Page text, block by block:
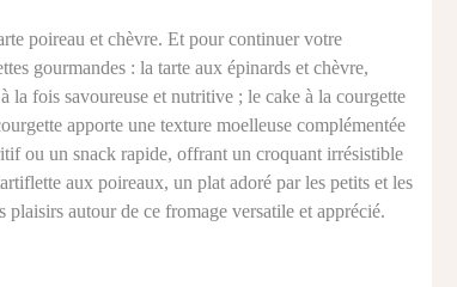
poireau et chèvre. Et pour continuer votre
gourmandes : la tarte aux épinards et chèvre,
la fois savoureuse et nutritive ; le cake à la courgette
apporte une texture moelleuse complémentée
ou un snack rapide, offrant un croquant irrésistible
aux poireaux, un plat adoré par les petits et les
plaisirs autour de ce fromage versatile et apprécié.